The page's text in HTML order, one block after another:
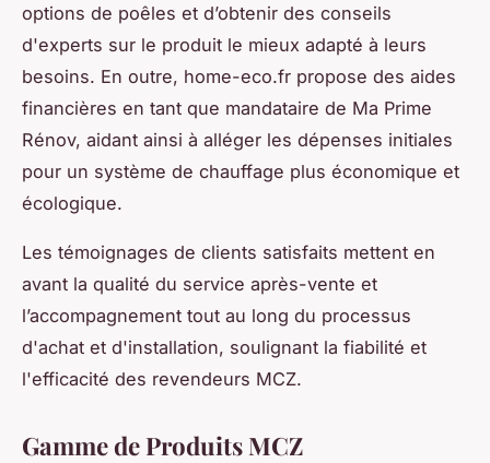
options de poêles et d’obtenir des conseils
d'experts sur le produit le mieux adapté à leurs
besoins. En outre, home-eco.fr propose des aides
financières en tant que mandataire de Ma Prime
Rénov, aidant ainsi à alléger les dépenses initiales
pour un système de chauffage plus économique et
écologique.
Les témoignages de clients satisfaits mettent en
avant la qualité du service après-vente et
l’accompagnement tout au long du processus
d'achat et d'installation, soulignant la fiabilité et
l'efficacité des revendeurs MCZ.
Gamme de Produits MCZ